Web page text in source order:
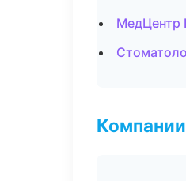
МедЦентр